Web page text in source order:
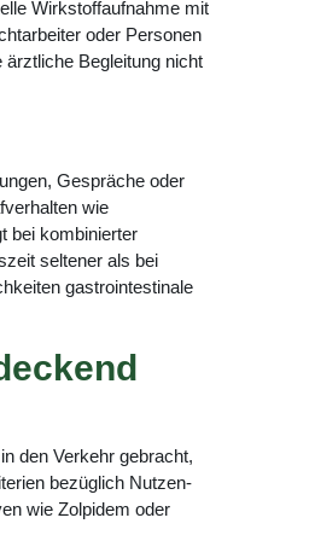
Wirkstoffaufnahme mit
oder Personen
Begleitung nicht
Gespräche oder
wie
bei kombinierter
seltener als bei
gastrointestinale
den Verkehr gebracht,
bezüglich Nutzen-
wie Zolpidem oder